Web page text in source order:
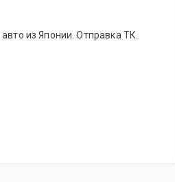
из Японии. Отправка ТК.